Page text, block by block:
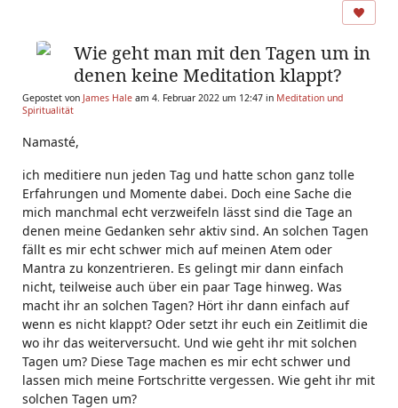
Wie geht man mit den Tagen um in
denen keine Meditation klappt?
Gepostet von James Hale am 4. Februar 2022 um 12:47 in Meditation und
Spiritualität
Namasté,
ich meditiere nun jeden Tag und hatte schon ganz tolle
Erfahrungen und Momente dabei. Doch eine Sache die
mich manchmal echt verzweifeln lässt sind die Tage an
denen meine Gedanken sehr aktiv sind. An solchen Tagen
fällt es mir echt schwer mich auf meinen Atem oder
Mantra zu konzentrieren. Es gelingt mir dann einfach
nicht, teilweise auch über ein paar Tage hinweg. Was
macht ihr an solchen Tagen? Hört ihr dann einfach auf
wenn es nicht klappt? Oder setzt ihr euch ein Zeitlimit die
wo ihr das weiterversucht. Und wie geht ihr mit solchen
Tagen um? Diese Tage machen es mir echt schwer und
lassen mich meine Fortschritte vergessen. Wie geht ihr mit
solchen Tagen um?